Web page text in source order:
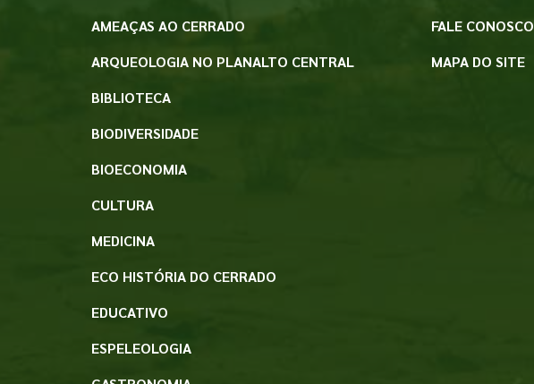
AMEAÇAS AO CERRADO
ARQUEOLOGIA NO PLANALTO CENTRAL
BIBLIOTECA
BIODIVERSIDADE
BIOECONOMIA
CULTURA
MEDICINA
ECO HISTÓRIA DO CERRADO
EDUCATIVO
ESPELEOLOGIA
FALE CONOSCO
MAPA DO SITE